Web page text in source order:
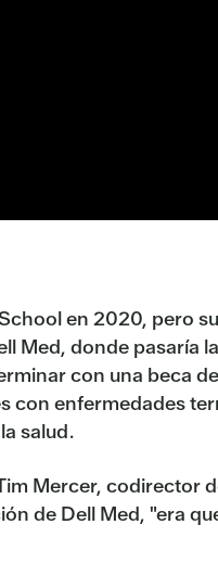
en 2020, pero
Med, donde pasaría
con una beca
enfermedades
salud.
Mercer, codirector
de Dell Med, "era